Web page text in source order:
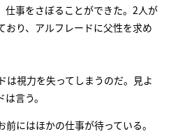
仕事をさぼることができた。2人が
り、アルフレードに父性を求め
視力を失ってしまうのだ。見よ
言う。
にはほかの仕事が待っている。